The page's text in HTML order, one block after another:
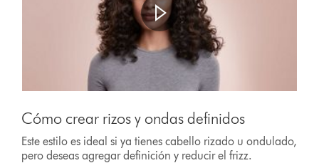
Transcript
transcripción
vídeo
Cómo crear rizos y ondas definidos
Este estilo es ideal si ya tienes cabello rizado u ondulado,
pero deseas agregar definición y reducir el frizz.